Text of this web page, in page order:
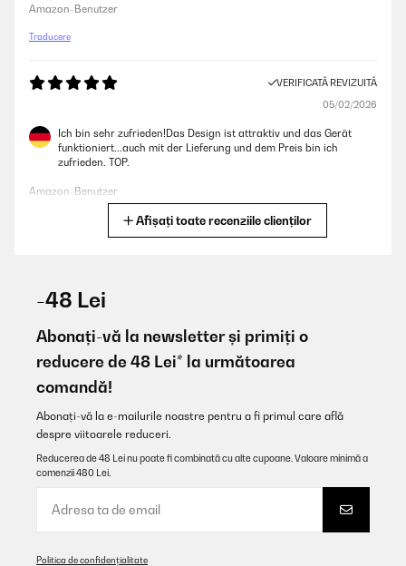
Amazon-Benutzer
Traducere
VERIFICATĂ REVIZUITĂ
05/02/2026
Ich bin sehr zufrieden!Das Design ist attraktiv und das Gerät
funktioniert...auch mit der Lieferung und dem Preis bin ich
zufrieden. TOP.
Amazon-Benutzer
tantissimo e con ambedue accese rimane ancora sotto i 3kw è
anche ventilata la base per non stressare le resistenze e con
l'extra sconto presente è stato un'affare grazie!
Utente Amazon
Traducere
VERIFICATĂ REVIZUITĂ
Quick delivery, very good quality and good price. I recommend it.
Afișați toate recenziile clienților
-48 Lei
Abonați-vă la newsletter și primiți o
reducere de 48 Lei* la următoarea
comandă!
Abonați-vă la e-mailurile noastre pentru a fi primul care află
despre viitoarele reduceri.
Reducerea de 48 Lei nu poate fi combinată cu alte cupoane. Valoare minimă a
comenzii 480 Lei.
Politica de confidențialitate